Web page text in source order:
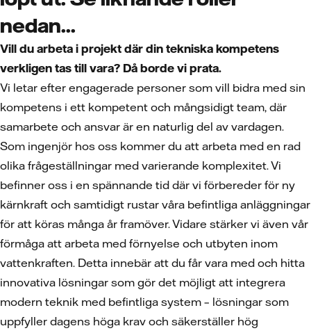
nedan...
Vill du arbeta i projekt där din tekniska kompetens
verkligen tas till vara? Då borde vi prata.
Vi letar efter engagerade personer som vill bidra med sin
kompetens i ett kompetent och mångsidigt team, där
samarbete och ansvar är en naturlig del av vardagen.
Som ingenjör hos oss kommer du att arbeta med en rad
olika frågeställningar med varierande komplexitet. Vi
befinner oss i en spännande tid där vi förbereder för ny
kärnkraft och samtidigt rustar våra befintliga anläggningar
för att köras många år framöver. Vidare stärker vi även vår
förmåga att arbeta med förnyelse och utbyten inom
vattenkraften. Detta innebär att du får vara med och hitta
innovativa lösningar som gör det möjligt att integrera
modern teknik med befintliga system – lösningar som
uppfyller dagens höga krav och säkerställer hög